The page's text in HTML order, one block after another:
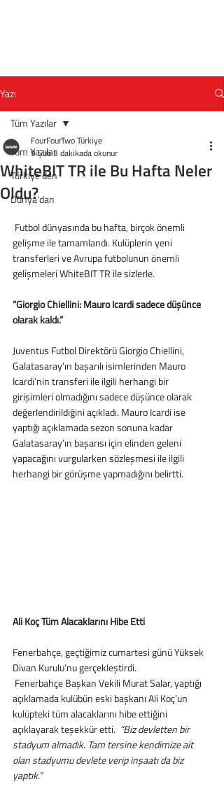
Yazı
Tüm Yazılar
Türkiye'den
Dünya'dan
Tüm Yazılar
WhiteBIT TR ile Bu Hafta Neler
Oldu?
FourFourTwo Türkiye
9 Şub3 dakikada okunur
Futbol dünyasında bu hafta, birçok önemli
gelişme ile tamamlandı. Kulüplerin yeni
transferleri ve Avrupa futbolunun önemli
gelişmeleri WhiteBIT TR ile sizlerle.
“Giorgio Chiellini: Mauro Icardi sadece düşünce
olarak kaldı.”
Juventus Futbol Direktörü Giorgio Chiellini,
Galatasaray’ın başarılı isimlerinden Mauro
Icardi’nin transferi ile ilgili herhangi bir
girişimleri olmadığını sadece düşünce olarak
değerlendirildiğini açıkladı. Mauro Icardi ise
yaptığı açıklamada sezon sonuna kadar
Galatasaray’ın başarısı için elinden geleni
yapacağını vurgularken sözleşmesi ile ilgili
herhangi bir görüşme yapmadığını belirtti.
Ali Koç Tüm Alacaklarını Hibe Etti
Fenerbahçe, geçtiğimiz cumartesi günü Yüksek
Divan Kurulu’nu gerçekleştirdi.
Fenerbahçe Başkan Vekili Murat Salar, yaptığı
açıklamada kulübün eski başkanı Ali Koç’un
kulüpteki tüm alacaklarını hibe ettiğini
açıklayarak teşekkür etti. “Biz devletten bir
stadyum almadık. Tam tersine kendimize ait
olan stadyumu devlete verip inşaatı da biz
yaptık.”